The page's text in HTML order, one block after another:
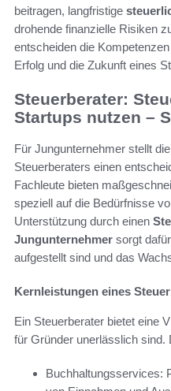
beitragen, langfristige
drohende finanzielle Risiken
entscheiden die
Erfolg und die Zukunft eines
Steuerberater:
Startups nutzen –
Für Jungunternehmer stellt
Steuerberaters einen
Fachleute bieten
speziell auf die Bedürfnisse
Unterstützung durch einen
Jungunternehmer sorgt
aufgestellt sind und das
Kernleistungen eines
Ein Steuerberater bietet eine
für Gründer unerlässlich sind.
Buchhaltungsservices: